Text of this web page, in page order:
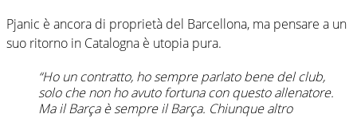
Pjanic è ancora di proprietà del Barcellona, ma pensare a un
suo ritorno in Catalogna è utopia pura.
“Ho un contratto, ho sempre parlato bene del club,
solo che non ho avuto fortuna con questo allenatore.
Ma il Barça è sempre il Barça. Chiunque altro